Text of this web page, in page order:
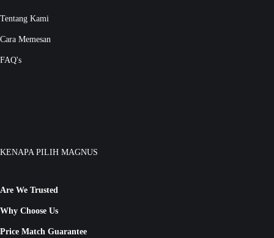
Tentang Kami
Cara Memesan
FAQ's
KENAPA PILIH MAGNUS
Are We Trusted
Why Choose Us
Price Match Guarantee